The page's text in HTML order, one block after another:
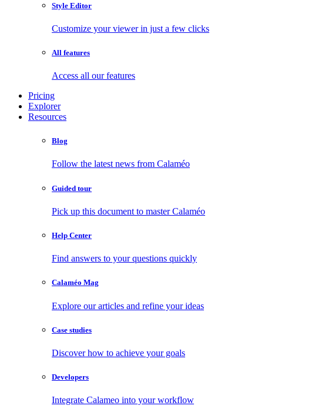
Style Editor
Customize your viewer in just a few clicks
All features
Access all our features
Pricing
Explorer
Resources
Blog
Follow the latest news from Calaméo
Guided tour
Pick up this document to master Calaméo
Help Center
Find answers to your questions quickly
Calaméo Mag
Explore our articles and refine your ideas
Case studies
Discover how to achieve your goals
Developers
Integrate Calameo into your workflow